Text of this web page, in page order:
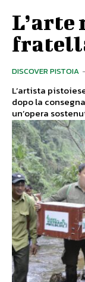
L’arte
DISCOVER PISTOIA -
L’artista
dopo la
un’opera